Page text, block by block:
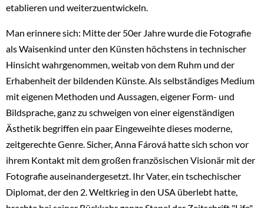
etablieren und weiterzuentwickeln.
Man erinnere sich: Mitte der 50er Jahre wurde die Fotografie
als Waisenkind unter den Künsten höchstens in technischer
Hinsicht wahrgenommen, weitab von dem Ruhm und der
Erhabenheit der bildenden Künste. Als selbständiges Medium
mit eigenen Methoden und Aussagen, eigener Form- und
Bildsprache, ganz zu schweigen von einer eigenständigen
Ästhetik begriffen ein paar Eingeweihte dieses moderne,
zeitgerechte Genre. Sicher, Anna Fárová hatte sich schon vor
ihrem Kontakt mit dem großen französischen Visionär mit der
Fotografie auseinandergesetzt. Ihr Vater, ein tschechischer
Diplomat, der den 2. Weltkrieg in den USA überlebt hatte,